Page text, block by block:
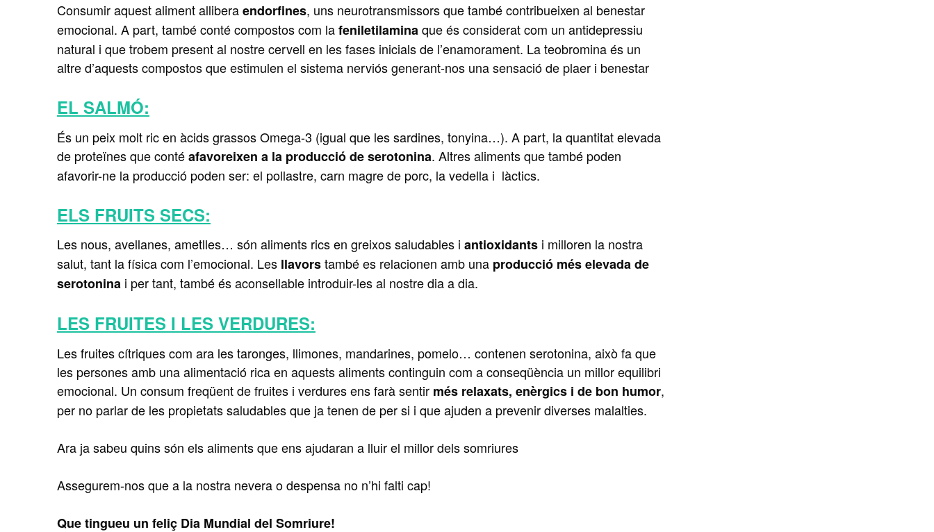
Consumir aquest aliment alliberaendorfines, uns neurotransmissors que també contribueixen al benestar
emocional. A part, també conté compostos com lafeniletilaminaque és considerat com un antidepressiu
natural i que trobem present al nostre cervell en les fases inicials de l’enamorament. La teobromina és un
altre d’aquests compostos que estimulen el sistema nerviós generant-nos una sensació de plaer i benestar
EL SALMÓ:
És un peix molt ric en àcids grassos Omega-3 (igual que les sardines, tonyina…). A part, la quantitat elevada
de proteïnes que contéafavoreixen a la producció de serotonina. Altres aliments que també poden
afavorir-ne la producció poden ser: el pollastre, carn magre de porc, la vedella i làctics.
ELS FRUITS SECS:
Les nous, avellanes, ametlles… són aliments rics en greixos saludables i antioxidants i milloren la nostra
salut, tant la física com l’emocional. Les llavorstambé es relacionen amb una producció més elevada de
serotonina i per tant, també és aconsellable introduir-les al nostre dia a dia.
LES FRUITES I LES VERDURES:
Les fruites cítriques com ara les taronges, llimones, mandarines, pomelo… contenen serotonina, això fa que
les persones amb una alimentació rica en aquests aliments continguin com a conseqüència un millor equilibri
emocional. Un consum freqüent de fruites i verdures ens farà sentir més relaxats, enèrgics i de bon humor,
per no parlar de les propietats saludables que ja tenen de per si i que ajuden a prevenir diverses malalties.
Ara ja sabeu quins són els aliments que ens ajudaran a lluir el millor dels somriures
Assegurem-nos que a la nostra nevera o despensa no n’hi falti cap!
Que tingueu un feliç Dia Mundial del Somriure!